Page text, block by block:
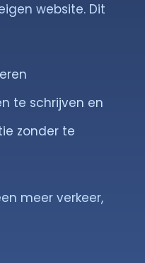
website. Dit
te schrijven en
zonder te
meer verkeer,